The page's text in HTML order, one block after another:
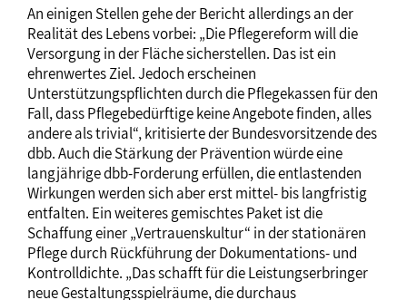
An einigen Stellen gehe der Bericht allerdings an der
Realität des Lebens vorbei: „Die Pflegereform will die
Versorgung in der Fläche sicherstellen. Das ist ein
ehrenwertes Ziel. Jedoch erscheinen
Unterstützungspflichten durch die Pflegekassen für den
Fall, dass Pflegebedürftige keine Angebote finden, alles
andere als trivial“, kritisierte der Bundesvorsitzende des
dbb. Auch die Stärkung der Prävention würde eine
langjährige dbb-Forderung erfüllen, die entlastenden
Wirkungen werden sich aber erst mittel- bis langfristig
entfalten. Ein weiteres gemischtes Paket ist die
Schaffung einer „Vertrauenskultur“ in der stationären
Pflege durch Rückführung der Dokumentations- und
Kontrolldichte. „Das schafft für die Leistungserbringer
neue Gestaltungsspielräume, die durchaus